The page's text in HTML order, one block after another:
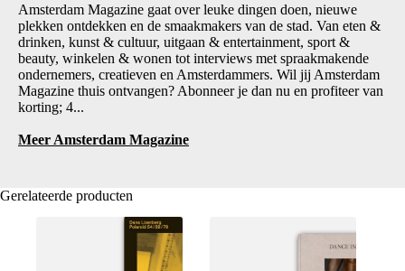
Amsterdam Magazine gaat over leuke dingen doen, nieuwe
plekken ontdekken en de smaakmakers van de stad. Van eten &
drinken, kunst & cultuur, uitgaan & entertainment, sport &
beauty, winkelen & wonen tot interviews met spraakmakende
ondernemers, creatieven en Amsterdammers. Wil jij Amsterdam
Magazine thuis ontvangen? Abonneer je dan nu en profiteer van
korting; 4...
Meer Amsterdam Magazine
Gerelateerde producten